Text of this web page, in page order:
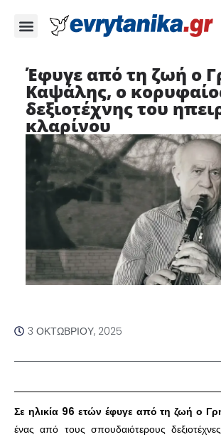
Έφυγε από τη ζωή ο
Καψάλης, ο
δεξιοτέχνης του
κλαρίνου
3 ΟΚΤΩΒΡΊΟΥ, 2025
Σε ηλικία 96 ετών έφυγε από τη ζωή ο
ένας από τους σπουδαιότερους